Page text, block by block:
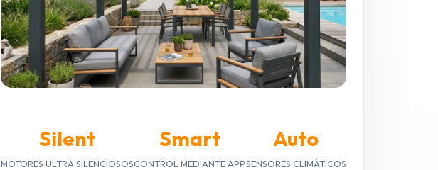
Silent
MOTORES ULTRA SILENCIOSOS
Smart
CONTROL MEDIANTE APP
Auto
SENSORES CLIMÁTICOS